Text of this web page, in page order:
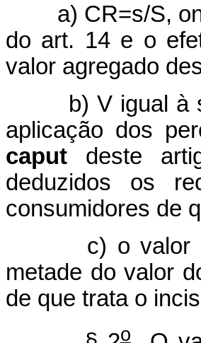
a) CR=s/S,
do art. 14 e o
valor agregado
b) V igual à
aplicação dos
caput deste
deduzidos os
consumidores de
c) o valor
metade do valor
de que trata o
o